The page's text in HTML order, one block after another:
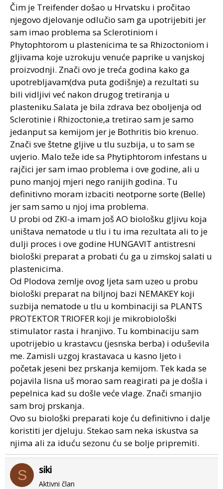
po hektaru malo mi nije odgovarala a za herbagren sam
čuo ali ništa dalje. Šta od ovog upotrebljavaš za rajčicu i
papriku a šta u salati.
Čim je Treifender došao u Hrvatsku i pročitao
njegovo djelovanje odlučio sam ga upotrijebiti jer
sam imao problema sa Sclerotiniom i
Phytophtorom u plastenicima te sa Rhizoctoniom i
gljivama koje uzrokuju venuće paprike u vanjskoj
proizvodnji. Znači ovo je treća godina kako ga
upotrebljavam(dva puta godišnje) a rezultati su
bili vidljivi već nakon drugog tretiranja u
plasteniku.Salata je bila zdrava bez oboljenja od
Sclerotinie i Rhizoctonie,a tretirao sam je samo
jedanput sa kemijom jer je Bothritis bio krenuo.
Znači sve štetne gljive u tlu suzbija, u to sam se
uvjerio. Malo teže ide sa Phytiphtorom infestans u
rajčici jer sam imao problema i ove godine, ali u
puno manjoj mjeri nego ranijih godina. Tu
definitivno moram izbaciti neotporne sorte (Belle)
jer sam samo u njoj ima problema.
U probi od ZKI-a imam još AO biološku gljivu koja
uništava nematode u tlu i tu ima rezultata ali to je
dulji proces i ove godine HUNGAVIT antistresni
biološki preparat a probati ću ga u zimskoj salati u
plastenicima.
Od Plodova zemlje ovog ljeta sam uzeo u probu
biološki preparat na biljnoj bazi NEMAKEY koji
suzbija nematode u tlu u kombinaciji sa PLANTS
PROTEKTOR TRIOFER koji je mikrobiološki
stimulator rasta i hranjivo. Tu kombinaciju sam
upotrijebio u krastavcu (jesnska berba) i oduševila
me. Zamisli uzgoj krastavaca u kasno ljeto i
početak jeseni bez prskanja kemijom. Tek kada se
pojavila lisna uš morao sam reagirati pa je došla i
pepelnica kad su došle veće vlage. Znači smanjio
sam broj prskanja.
Ovo su biološki preparati koje ću definitivno i dalje
koristiti jer djeluju. Stekao sam neka iskustva sa
njima ali za iduću sezonu ću se bolje pripremiti.
S siki
Aktivni član